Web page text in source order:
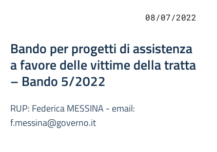
08/07/2022
Bando per progetti di assistenza
a favore delle vittime della tratta
– Bando 5/2022
RUP: Federica MESSINA - email:
f.messina@governo.it